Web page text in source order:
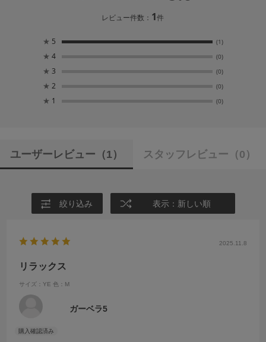
レビュー件数： 1件
★ 5 (1)
★ 4 (0)
★ 3 (0)
★ 2 (0)
★ 1 (0)
ユーザーレビュー （1） スタッフレビュー （0）
絞り込み 表示：新しい順
2025.11.8
リラックス
サイズ：YE 色：M
ガーベラ5